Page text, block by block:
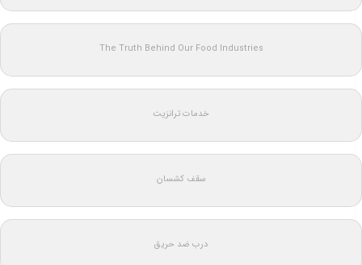
The Truth Behind Our Food Industries
خدمات ترانزیت
سقف کشسان
درب ضد حریق